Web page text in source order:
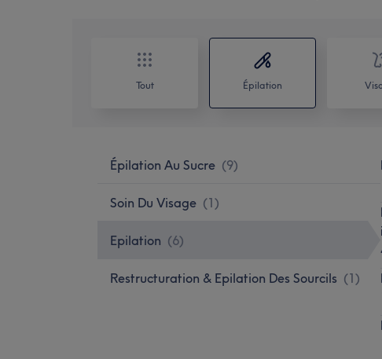
Tout Épilation
Épilation Au Sucre (9)
Soin Du Visage (1)
Epilation (6)
Restructuration & Epilation Des Sourcils (1)